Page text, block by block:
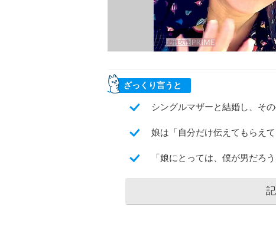
ざっくり言うと
シングルマザーと結婚し、そ
娘は「自分だけ伝えてもらえ
「娘にとっては、僕が男だろ